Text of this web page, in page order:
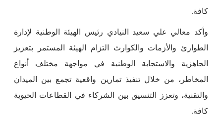
كافة.
وأكد معالي علي سعيد النيادي رئيس الهيئة الوطنية لإدارة
الطوارئ والأزمات والكوارث التزام الهيئة المستمر بتعزيز
الجاهزية والاستجابة الوطنية في مواجهة مختلف أنواع
المخاطر، من خلال تنفيذ تمارين واقعية تجمع بين الميدان
والتقنية، وتعزز التنسيق بين الشركاء في القطاعات الحيوية
كافة.